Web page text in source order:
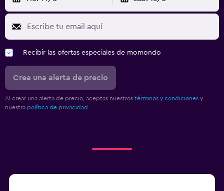
Recibir las ofertas especiales de momondo
Crea una alerta de precio
Al crear una alerta de precio, aceptas nuestros términos y condiciones y
nuestra política de privacidad.